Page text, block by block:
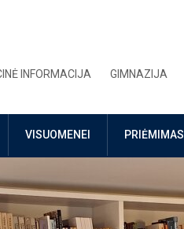
INFORMACIJA GIMNAZIJA
VISUOMENEI PRIĖMIMAS